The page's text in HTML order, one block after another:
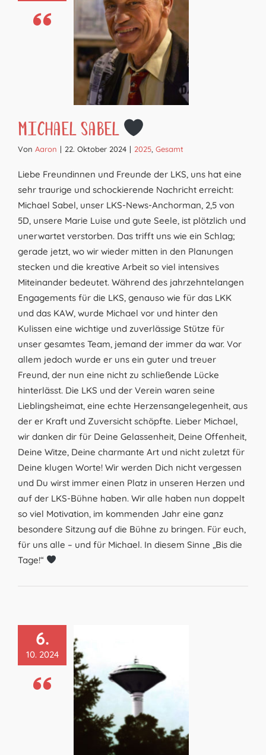
Michael Sabel
Von Aaron | 22. Oktober 2024 | 2025 Gesamt
Liebe Freundinnen und Freunde der LKS, uns hat eine
sehr traurige und schockierende Nachricht erreicht:
Michael Sabel, unser LKS-News-Anchorman, 2,5 von
5D, unsere Marie Luise und gute Seele, ist plötzlich und
unerwartet verstorben. Das trifft uns wie ein Schlag;
gerade jetzt, wo wir wieder mitten in den Planungen
stecken und die kreative Arbeit so viel intensives
Miteinander bedeutet. Während des jahrzehntelangen
Engagements für die LKS, genauso wie für das LKK
und das KAW, wurde Michael vor und hinter den
Kulissen eine wichtige und zuverlässige Stütze für
unser gesamtes Team, jemand der immer da war. Vor
allem jedoch wurde er uns ein guter und treuer
Freund, der nun eine nicht zu schließende Lücke
hinterlässt. Die LKS und der Verein waren seine
Lieblingsheimat, eine echte Herzensangelegenheit, aus
der er Kraft und Zuversicht schöpfte. Lieber Michael,
wir danken dir für Deine Gelassenheit, Deine Offenheit,
Deine Witze, Deine charmante Art und nicht zuletzt für
Deine klugen Worte! Wir werden Dich nicht vergessen
und Du wirst immer einen Platz in unseren Herzen und
auf der LKS-Bühne haben. Wir alle haben nun doppelt
so viel Motivation, im kommenden Jahr eine ganz
besondere Sitzung auf die Bühne zu bringen. Für euch,
für uns alle – und für Michael. In diesem Sinne „Bis die
Tage!“
6.
10. 2024